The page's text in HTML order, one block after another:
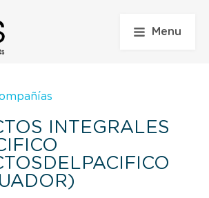
Menu
INTEGRALES